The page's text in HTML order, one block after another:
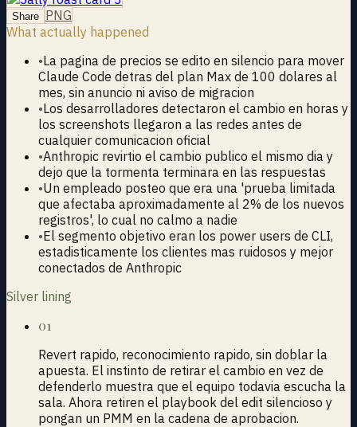
Share PNG
What actually happened
•La pagina de precios se edito en silencio para mover
Claude Code detras del plan Max de 100 dolares al
mes, sin anuncio ni aviso de migracion
•Los desarrolladores detectaron el cambio en horas y
los screenshots llegaron a las redes antes de
cualquier comunicacion oficial
•Anthropic revirtio el cambio publico el mismo dia y
dejo que la tormenta terminara en las respuestas
•Un empleado posteo que era una 'prueba limitada
que afectaba aproximadamente al 2% de los nuevos
registros', lo cual no calmo a nadie
•El segmento objetivo eran los power users de CLI,
estadisticamente los clientes mas ruidosos y mejor
conectados de Anthropic
Silver lining
01
Revert rapido, reconocimiento rapido, sin doblar la
apuesta. El instinto de retirar el cambio en vez de
defenderlo muestra que el equipo todavia escucha la
sala. Ahora retiren el playbook del edit silencioso y
pongan un PMM en la cadena de aprobacion.